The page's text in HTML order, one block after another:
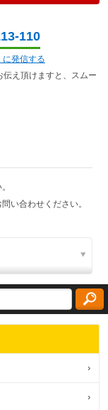
110
発信する
え頂けますと、スムー
い合わせください。
›
›